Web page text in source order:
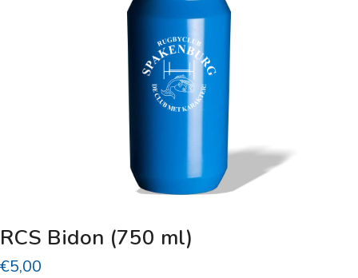
RCS Bidon (750 ml)
€5,00